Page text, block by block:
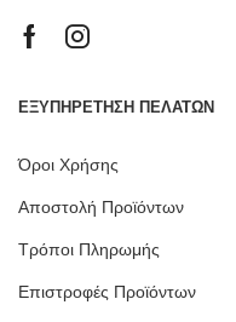
ΕΞΥΠΗΡΕΤΗΣΗ ΠΕΛΑΤΩΝ
Όροι Χρήσης
Αποστολή Προϊόντων
Τρόποι Πληρωμής
Επιστροφές Προϊόντων